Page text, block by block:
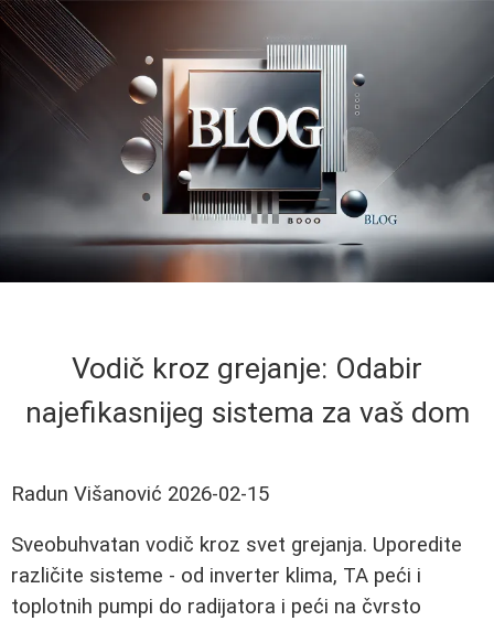
Vodič kroz grejanje: Odabir
najefikasnijeg sistema za vaš dom
Radun Višanović 2026-02-15
Sveobuhvatan vodič kroz svet grejanja. Uporedite
različite sisteme - od inverter klima, TA peći i
toplotnih pumpi do radijatora i peći na čvrsto